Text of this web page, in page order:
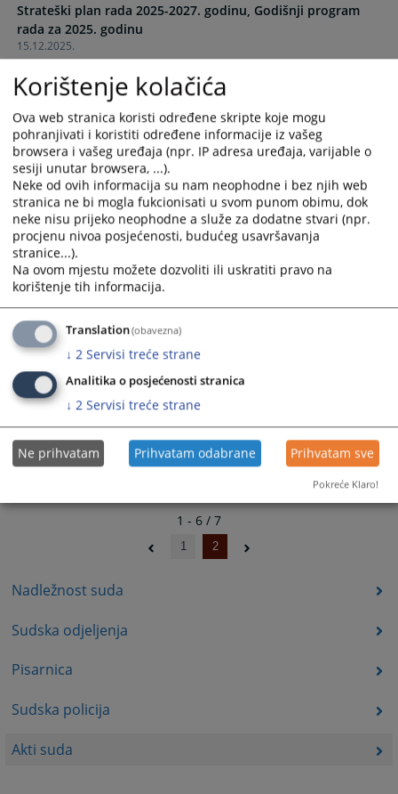
Nadležnost suda
Sudska odjeljenja
Pisarnica
Sudska policija
Akti suda
select
a
the
question
mark
key
to
get
the
keyboard
shortcuts
for
changing
dates.
select
question
mark
key
get
the
keyboard
shortcuts
for
dates.
15.12.2025.
Strateški plan rada 2025-2027. godinu, Godišnji program
rada za 2025. godinu
28.06.2024.
Objavljivanje sudskih odluka, akata i informacija o sudskim
21.03.2022.
Strateški plan rada 2022-2024. godinu, Godišnji program
rada za 2022. godinu
16.07.2021.
Godišnji program rada Kantonalnog suda u Bihaću 2021-
2023
1 - 6 / 7
1 2
Korištenje kolačića
Ova web stranica koristi određene skripte koje mogu
pohranjivati i koristiti određene informacije iz vašeg
browsera i vašeg uređaja (npr. IP adresa uređaja, varijable o
sesiji unutar browsera, ...).
Neke od ovih informacija su nam neophodne i bez njih web
stranica ne bi mogla fukcionisati u svom punom obimu, dok
neke nisu prijeko neophodne a služe za dodatne stvari (npr.
procjenu nivoa posjećenosti, budućeg usavršavanja
stranice...).
Na ovom mjestu možete dozvoliti ili uskratiti pravo na
korištenje tih informacija.
Translation(obavezna)
↓ 2 Servisi treće strane
Analitika o posjećenosti stranica
↓ 2 Servisi treće strane
Ne prihvatam Prihvatam odabrane Prihvatam sve
Pokreće Klaro!